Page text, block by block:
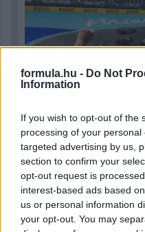
formula.hu - Do Not
Information
If you wish to opt-out of the
processing of your
targeted advertising by us,
section to confirm your
opt-out request is
interest-based ads based
us or personal information
your opt-out. You may
„Lando és Oscar
tavalyi év után” – Stella